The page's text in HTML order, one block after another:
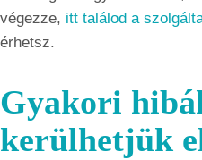
végezze, itt találod a
érhetsz.
Gyakori
kerülhetjük